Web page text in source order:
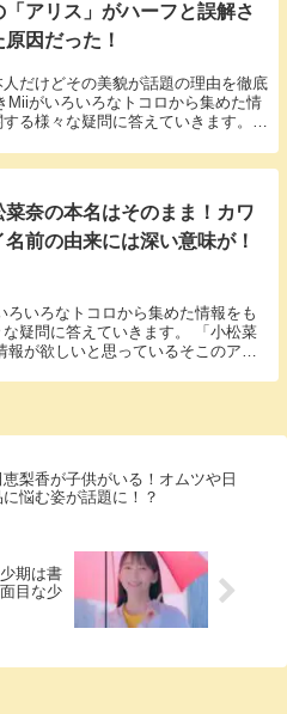
「アリス」がハーフと誤解さ
原因だった！
だけどその美貌が話題の理由を徹底
がいろいろなトコロから集めた情
る様々な疑問に答えていきます。
菜奈の本名はそのまま！カワ
名前の由来には深い意味が！
いろなトコロから集めた情報をも
疑問に答えていきます。 「小松菜
が欲しいと思っているそこのアナ
恵梨香が子供がいる！オムツや日
に悩む姿が話題に！？
期は書
目な少